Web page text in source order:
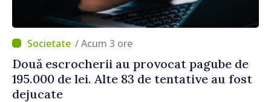
/ Acum 3 ore
Două escrocherii au provocat pagube de
195.000 de lei. Alte 83 de tentative au fost
dejucate